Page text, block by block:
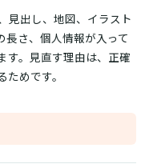
見出し、地図、イラスト
長さ、個人情報が入って
す。見直す理由は、正確
めです。